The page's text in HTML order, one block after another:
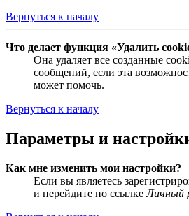
Вернуться к началу
Что делает функция «Удалить
Она удаляет все созданные
сообщений, если эта
может помочь.
Вернуться к началу
Параметры и
Как мне изменить мои настройки?
Если вы являетесь
и перейдите по ссылкеЛичный